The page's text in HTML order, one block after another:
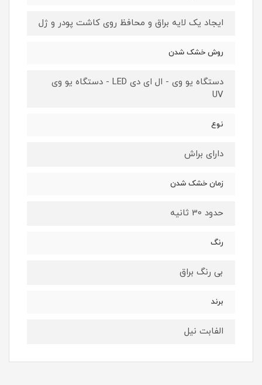
ایجاد یک لایه براق و محافظ روی کاشت پودر و ژل
روش خشک شدن
دستگاه یو وی - ال ای دی LED - دستگاه یو وی
UV
نوع
دارای براش
زمان خشک شدن
حدود 30 ثانیه
رنگ
بی رنگ براق
برند
الفابت نیل